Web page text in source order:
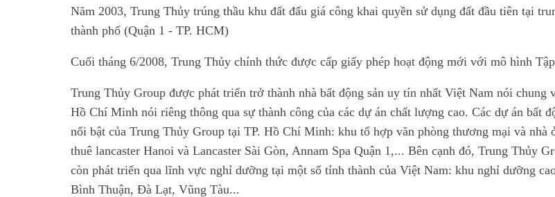
Năm 2003, Trung Thủy trúng thầu khu đất đấu giá công khai quyền sử dụng đất đầu tiên tại
thành phố (Quận 1 - TP. HCM)
Cuối tháng 6/2008, Trung Thủy chính thức được cấp giấy phép hoạt động mới với mô hình
Trung Thủy Group được phát triển trở thành nhà bất động sản uy tín nhất Việt Nam nói chung
Hồ Chí Minh nói riêng thông qua sự thành công của các dự án chất lượng cao. Các dự án bất
nổi bật của Trung Thủy Group tại TP. Hồ Chí Minh: khu tổ hợp văn phòng thương mại và nhà
thuê lancaster Hanoi và Lancaster Sài Gòn, Annam Spa Quận 1,... Bên cạnh đó, Trung Thủy
còn phát triển qua lĩnh vực nghỉ dưỡng tại một số tỉnh thành của Việt Nam: khu nghỉ dưỡng
Bình Thuận, Đà Lạt, Vũng Tàu...